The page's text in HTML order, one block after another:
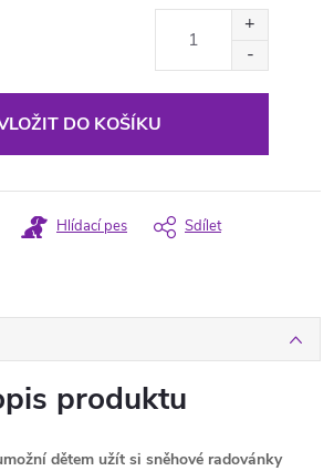
DO KOŠÍKU
Hlídací pes Sdílet
produktu
dětem užít si sněhové radovánky